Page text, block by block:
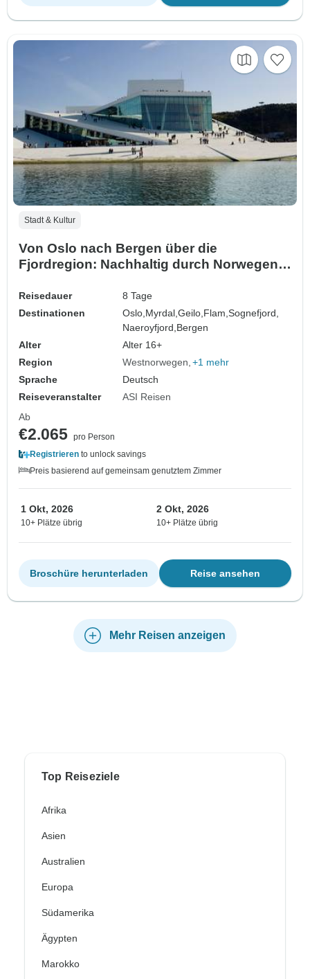
Stadt & Kultur
Von Oslo nach Bergen über die
Fjordregion: Nachhaltig durch Norwegen
Reisedauer
8 Tage
Destinationen
Oslo,Myrdal,Geilo,Flam,Sognefjord,
Naeroyfjord,Bergen
Alter
Alter 16+
Region
Westnorwegen +1 mehr
Sprache
Deutsch
Reiseveranstalter
ASI Reisen
Ab
€2.065 pro Person
Registrieren to unlock savings
Preis basierend auf gemeinsam genutztem Zimmer
1 Okt, 2026
10+ Plätze übrig
2 Okt, 2026
10+ Plätze übrig
Reise ansehen
Broschüre herunterladen
Mehr Reisen anzeigen
Top Reiseziele
Afrika
Asien
Australien
Europa
Südamerika
Ägypten
Marokko